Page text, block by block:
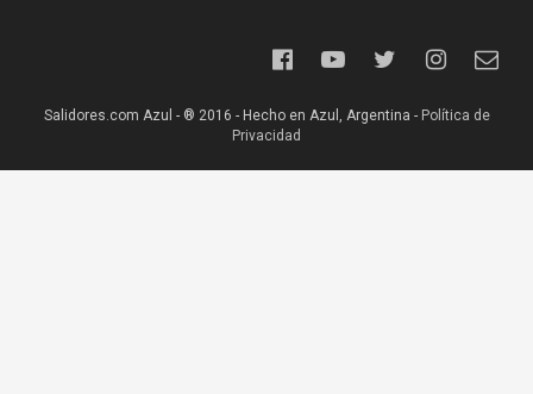
Salidores.com Azul - ® 2016 - Hecho en Azul, Argentina - Política de
Privacidad